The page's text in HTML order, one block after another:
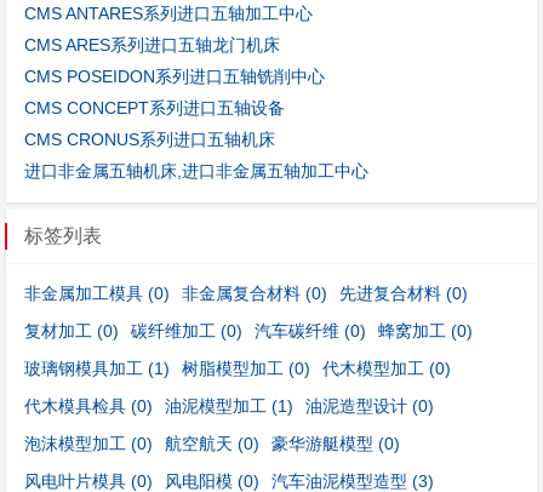
CMS ANTARES系列进口五轴加工中心
CMS ARES系列进口五轴龙门机床
CMS POSEIDON系列进口五轴铣削中心
CMS CONCEPT系列进口五轴设备
CMS CRONUS系列进口五轴机床
进口非金属五轴机床,进口非金属五轴加工中心
标签列表
非金属加工模具 (0) 非金属复合材料 (0) 先进复合材料 (0)
复材加工 (0) 碳纤维加工 (0) 汽车碳纤维 (0) 蜂窝加工 (0)
玻璃钢模具加工 (1) 树脂模型加工 (0) 代木模型加工 (0)
代木模具检具 (0) 油泥模型加工 (1) 油泥造型设计 (0)
泡沫模型加工 (0) 航空航天 (0) 豪华游艇模型 (0)
风电叶片模具 (0) 风电阳模 (0) 汽车油泥模型造型 (3)